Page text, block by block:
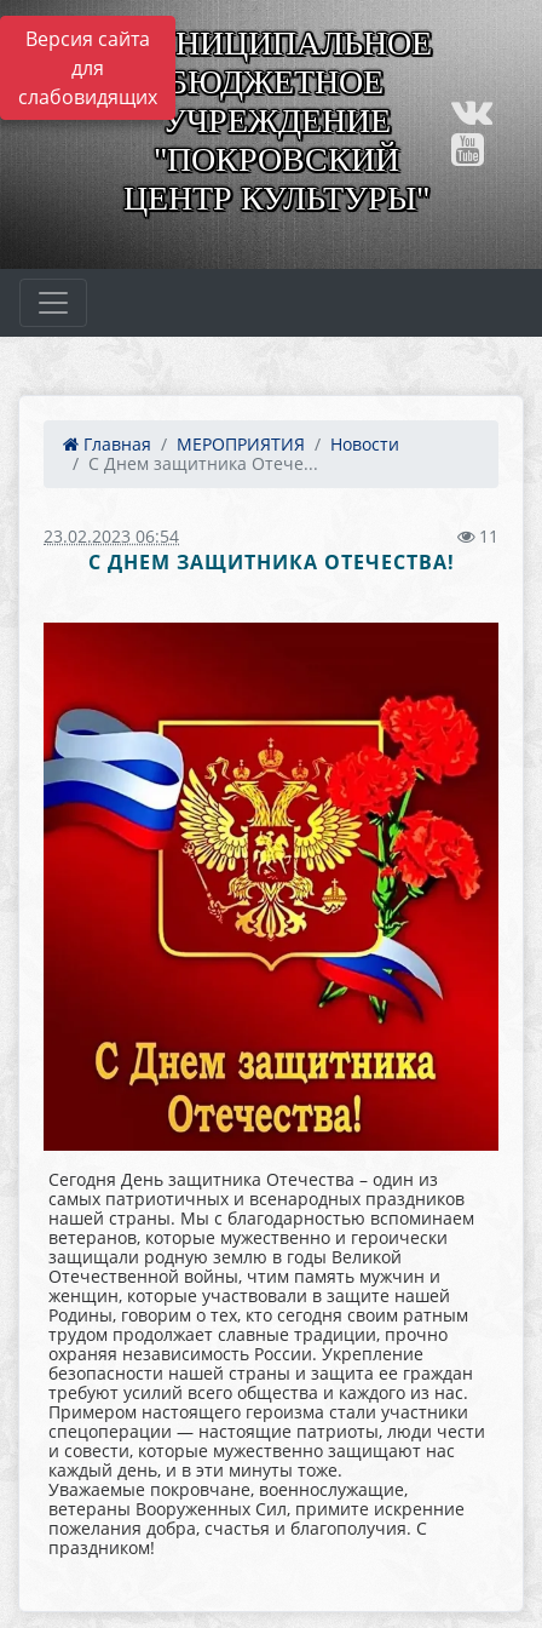
Версия сайта
для
слабовидящих
МУНИЦИПАЛЬНОЕ
БЮДЖЕТНОЕ
УЧРЕЖДЕНИЕ
"ПОКРОВСКИЙ
ЦЕНТР КУЛЬТУРЫ"
Главная МЕРОПРИЯТИЯ
Новости
С Днем защитника Отече...
23.02.2023 06:54 11
С ДНЕМ ЗАЩИТНИКА ОТЕЧЕСТВА!
Сегодня День защитника Отечества – один из
самых патриотичных и всенародных праздников
нашей страны. Мы с благодарностью вспоминаем
ветеранов, которые мужественно и героически
защищали родную землю в годы Великой
Отечественной войны, чтим память мужчин и
женщин, которые участвовали в защите нашей
Родины, говорим о тех, кто сегодня своим ратным
трудом продолжает славные традиции, прочно
охраняя независимость России. Укрепление
безопасности нашей страны и защита ее граждан
требуют усилий всего общества и каждого из нас.
Примером настоящего героизма стали участники
спецоперации — настоящие патриоты, люди чести
и совести, которые мужественно защищают нас
каждый день, и в эти минуты тоже.
Уважаемые покровчане, военнослужащие,
ветераны Вооруженных Сил, примите искренние
пожелания добра, счастья и благополучия. С
праздником!